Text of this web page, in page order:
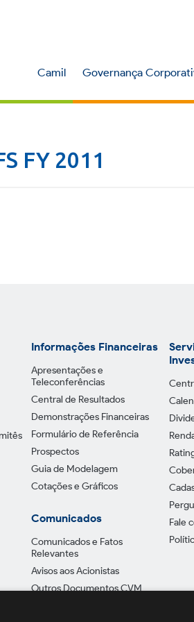
Camil Governança
FY 2011
Informações Financeiras
Apresentações e
Teleconferências
Central de Resultados
Demonstrações Financeiras
Formulário de Referência
Prospectos
Guia de Modelagem
Cotações e Gráficos
Comunicados
Comunicados e Fatos
Relevantes
Avisos aos Acionistas
Outros Documentos CVM
Fale